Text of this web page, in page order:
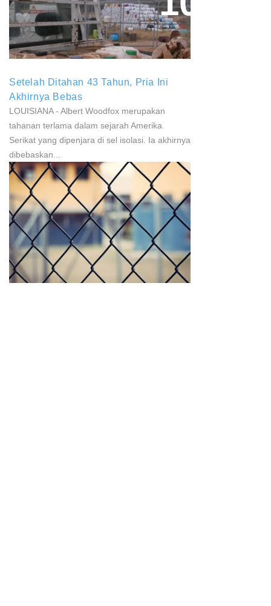
Paparan Pestisida Sebabkan
Parkinson Dan Kanker
Setelah Ditahan 43 Tahun, Pria Ini
Akhirnya Bebas
LOUISIANA - Albert Woodfox merupakan
tahanan terlama dalam sejarah Amerika
Serikat yang dipenjara di sel isolasi. Ia akhirnya
dibebaskan...